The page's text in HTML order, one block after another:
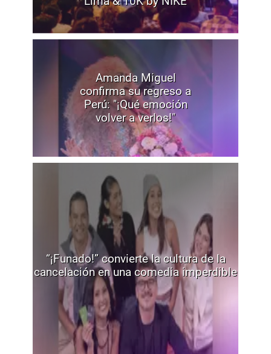
Amanda Miguel
confirma su regreso a
Perú: "¡Qué emoción
volver a verlos!"
“¡Funado!” convierte la cultura de la
cancelación en una comedia imperdible